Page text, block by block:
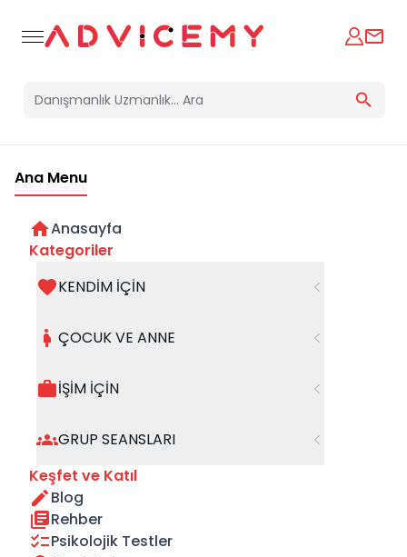
Ana Menu
Anasayfa
Kategoriler
KENDİM İÇİN
ÇOCUK VE ANNE
İŞİM İÇİN
GRUP SEANSLARI
Keşfet ve Katıl
Blog
Rehber
Psikolojik Testler
Çocuklukta Unutulmayan Yaralar: